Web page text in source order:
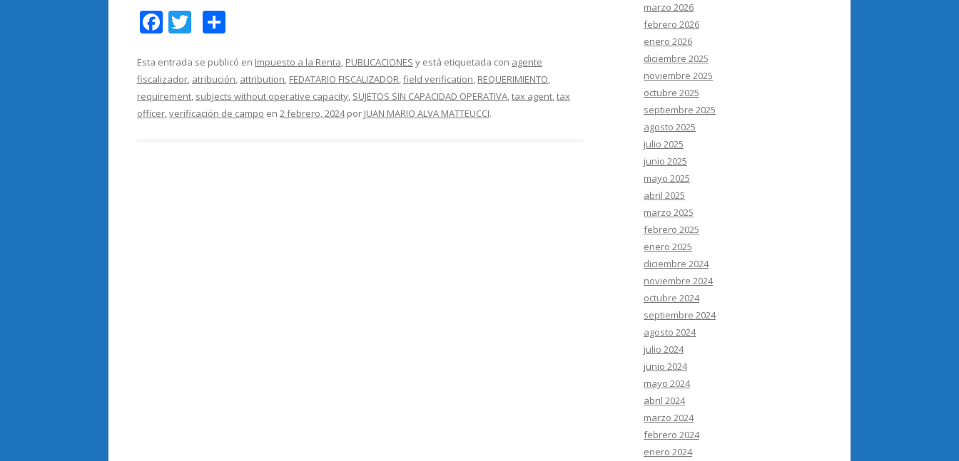
F
e
b
o
T
itt
er
m
p
ar
Esta entrada se publicó en Impuesto a la Renta, PUBLICACIONES y está etiquetada con agente
fiscalizador, atribución, attribution, FEDATARIO FISCALIZADOR,field verification, REQUERIMIENTO,
requirement, subjects without operative capacity, SUJETOS SIN CAPACIDAD OPERATIVA,tax agent,tax
officer,verificación de campo en 2 febrero, 2024por JUAN MARIO ALVA MATTEUCCI.
marzo 2026
febrero 2026
enero 2026
diciembre 2025
noviembre 2025
octubre 2025
septiembre 2025
agosto 2025
julio 2025
junio 2025
mayo 2025
abril 2025
marzo 2025
febrero 2025
enero 2025
diciembre 2024
noviembre 2024
octubre 2024
septiembre 2024
agosto 2024
julio 2024
junio 2024
mayo 2024
abril 2024
marzo 2024
febrero 2024
enero 2024